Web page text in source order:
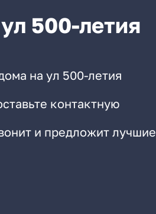
500-летия
на ул 500-летия
контактную
и предложит лучшие